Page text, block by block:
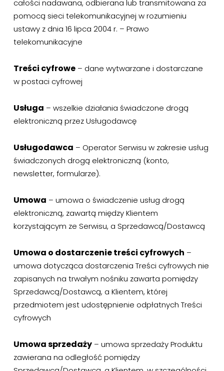
całości nadawana, odbierana lub transmitowana za
pomocą sieci telekomunikacyjnej w rozumieniu
ustawy z dnia 16 lipca 2004 r. – Prawo
telekomunikacyjne
Treści cyfrowe– dane wytwarzane i dostarczane
w postaci cyfrowej
Usługa – wszelkie działania świadczone drogą
elektroniczną przez Usługodawcę
Usługodawca – Operator Serwisu w zakresie usług
świadczonych drogą elektroniczną (konto,
newsletter, formularze).
Umowa – umowa o świadczenie usług drogą
elektroniczną, zawartą między Klientem
korzystającym ze Serwisu, a Sprzedawcą/Dostawcą
Umowa o dostarczenie treści cyfrowych –
umowa dotycząca dostarczenia Treści cyfrowych nie
zapisanych na trwałym nośniku zawarta pomiędzy
Sprzedawcą/Dostawcą, a Klientem, której
przedmiotem jest udostępnienie odpłatnych Treści
cyfrowych
Umowa sprzedaży– umowa sprzedaży Produktu
zawierana na odległość pomiędzy